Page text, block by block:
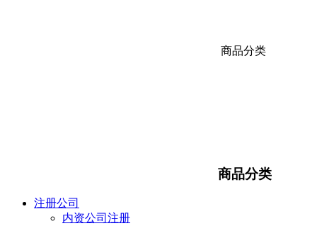
商品分类
商品分类
注册公司
内资公司注册